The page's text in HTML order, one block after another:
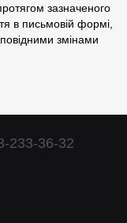
зазначеного
в письмовій формі,
змінами
233-36-32